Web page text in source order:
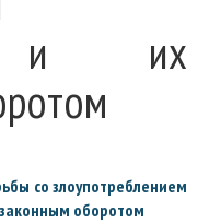
и их
со злоупотреблением
оборотом